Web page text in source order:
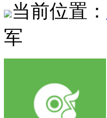
当前位置：
军